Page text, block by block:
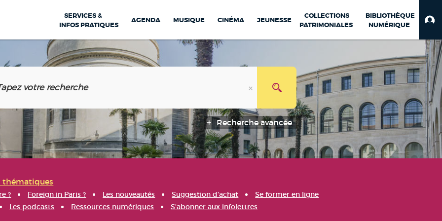
SERVICES &
INFOS PRATIQUES
AGENDA MUSIQUE CINÉMA JEUNESSE
COLLECTIONS
PATRIMONIALES
BIBLIOTHÈQUE
NUMÉRIQUE
Recherche avancée
thématiques
? Foreign in Paris ? Les nouveautés Suggestion d'achat
Se former en ligne
Les podcasts Ressources numériques S'abonner aux infolettres